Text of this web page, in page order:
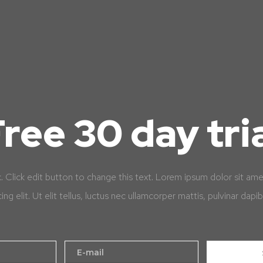
30 day
Click edit button to change this text. Lorem ipsum dolor sit
elit. Ut elit tellus, luctus nec ullamcorper mattis, pulvinar